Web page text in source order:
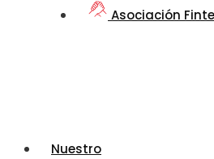
Asociación
Nuestro